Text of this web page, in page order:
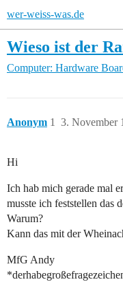
wer-weiss-was.de
Wieso ist der
Computer: Hardware
Anonym 3. November
1
Hi
Ich hab mich gerade mal
musste ich feststellen das
Warum?
Kann das mit der
MfG Andy